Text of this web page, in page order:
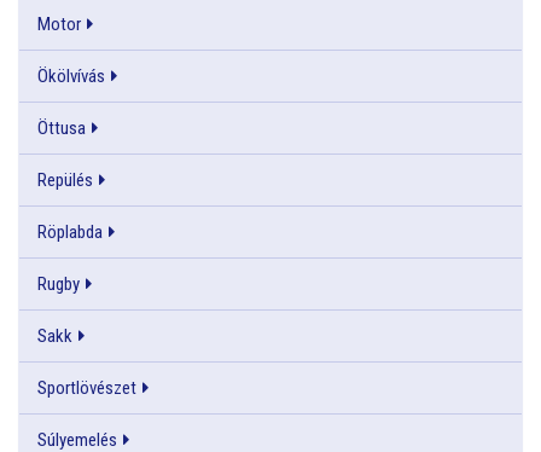
Motor
Ökölvívás
Öttusa
Repülés
Röplabda
Rugby
Sakk
Sportlövészet
Súlyemelés